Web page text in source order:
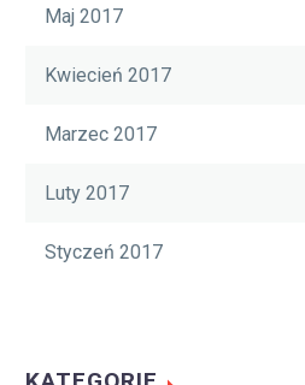
Maj 2017
Kwiecień 2017
Marzec 2017
Luty 2017
Styczeń 2017